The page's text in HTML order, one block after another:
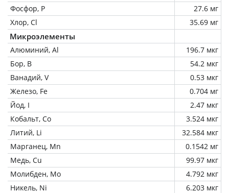
Фосфор, P
27.6 мг
Хлор, Cl
35.69 мг
Микроэлементы
Алюминий, Al
196.7 мкг
Бор, B
54.2 мкг
Ванадий, V
0.53 мкг
Железо, Fe
0.704 мг
Йод, I
2.47 мкг
Кобальт, Co
3.524 мкг
Литий, Li
32.584 мкг
Марганец, Mn
0.1542 мг
Медь, Cu
99.97 мкг
Молибден, Mo
4.792 мкг
Никель, Ni
6.203 мкг